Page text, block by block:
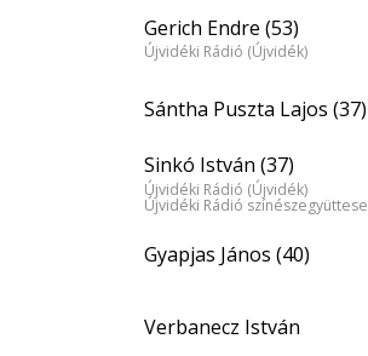
Gerich Endre (53)
Újvidéki Rádió (Újvidék)
Sántha Puszta Lajos (37)
Sinkó István (37)
Újvidéki Rádió (Újvidék)
Újvidéki Rádió színészegyüttese
Gyapjas János (40)
Verbanecz István